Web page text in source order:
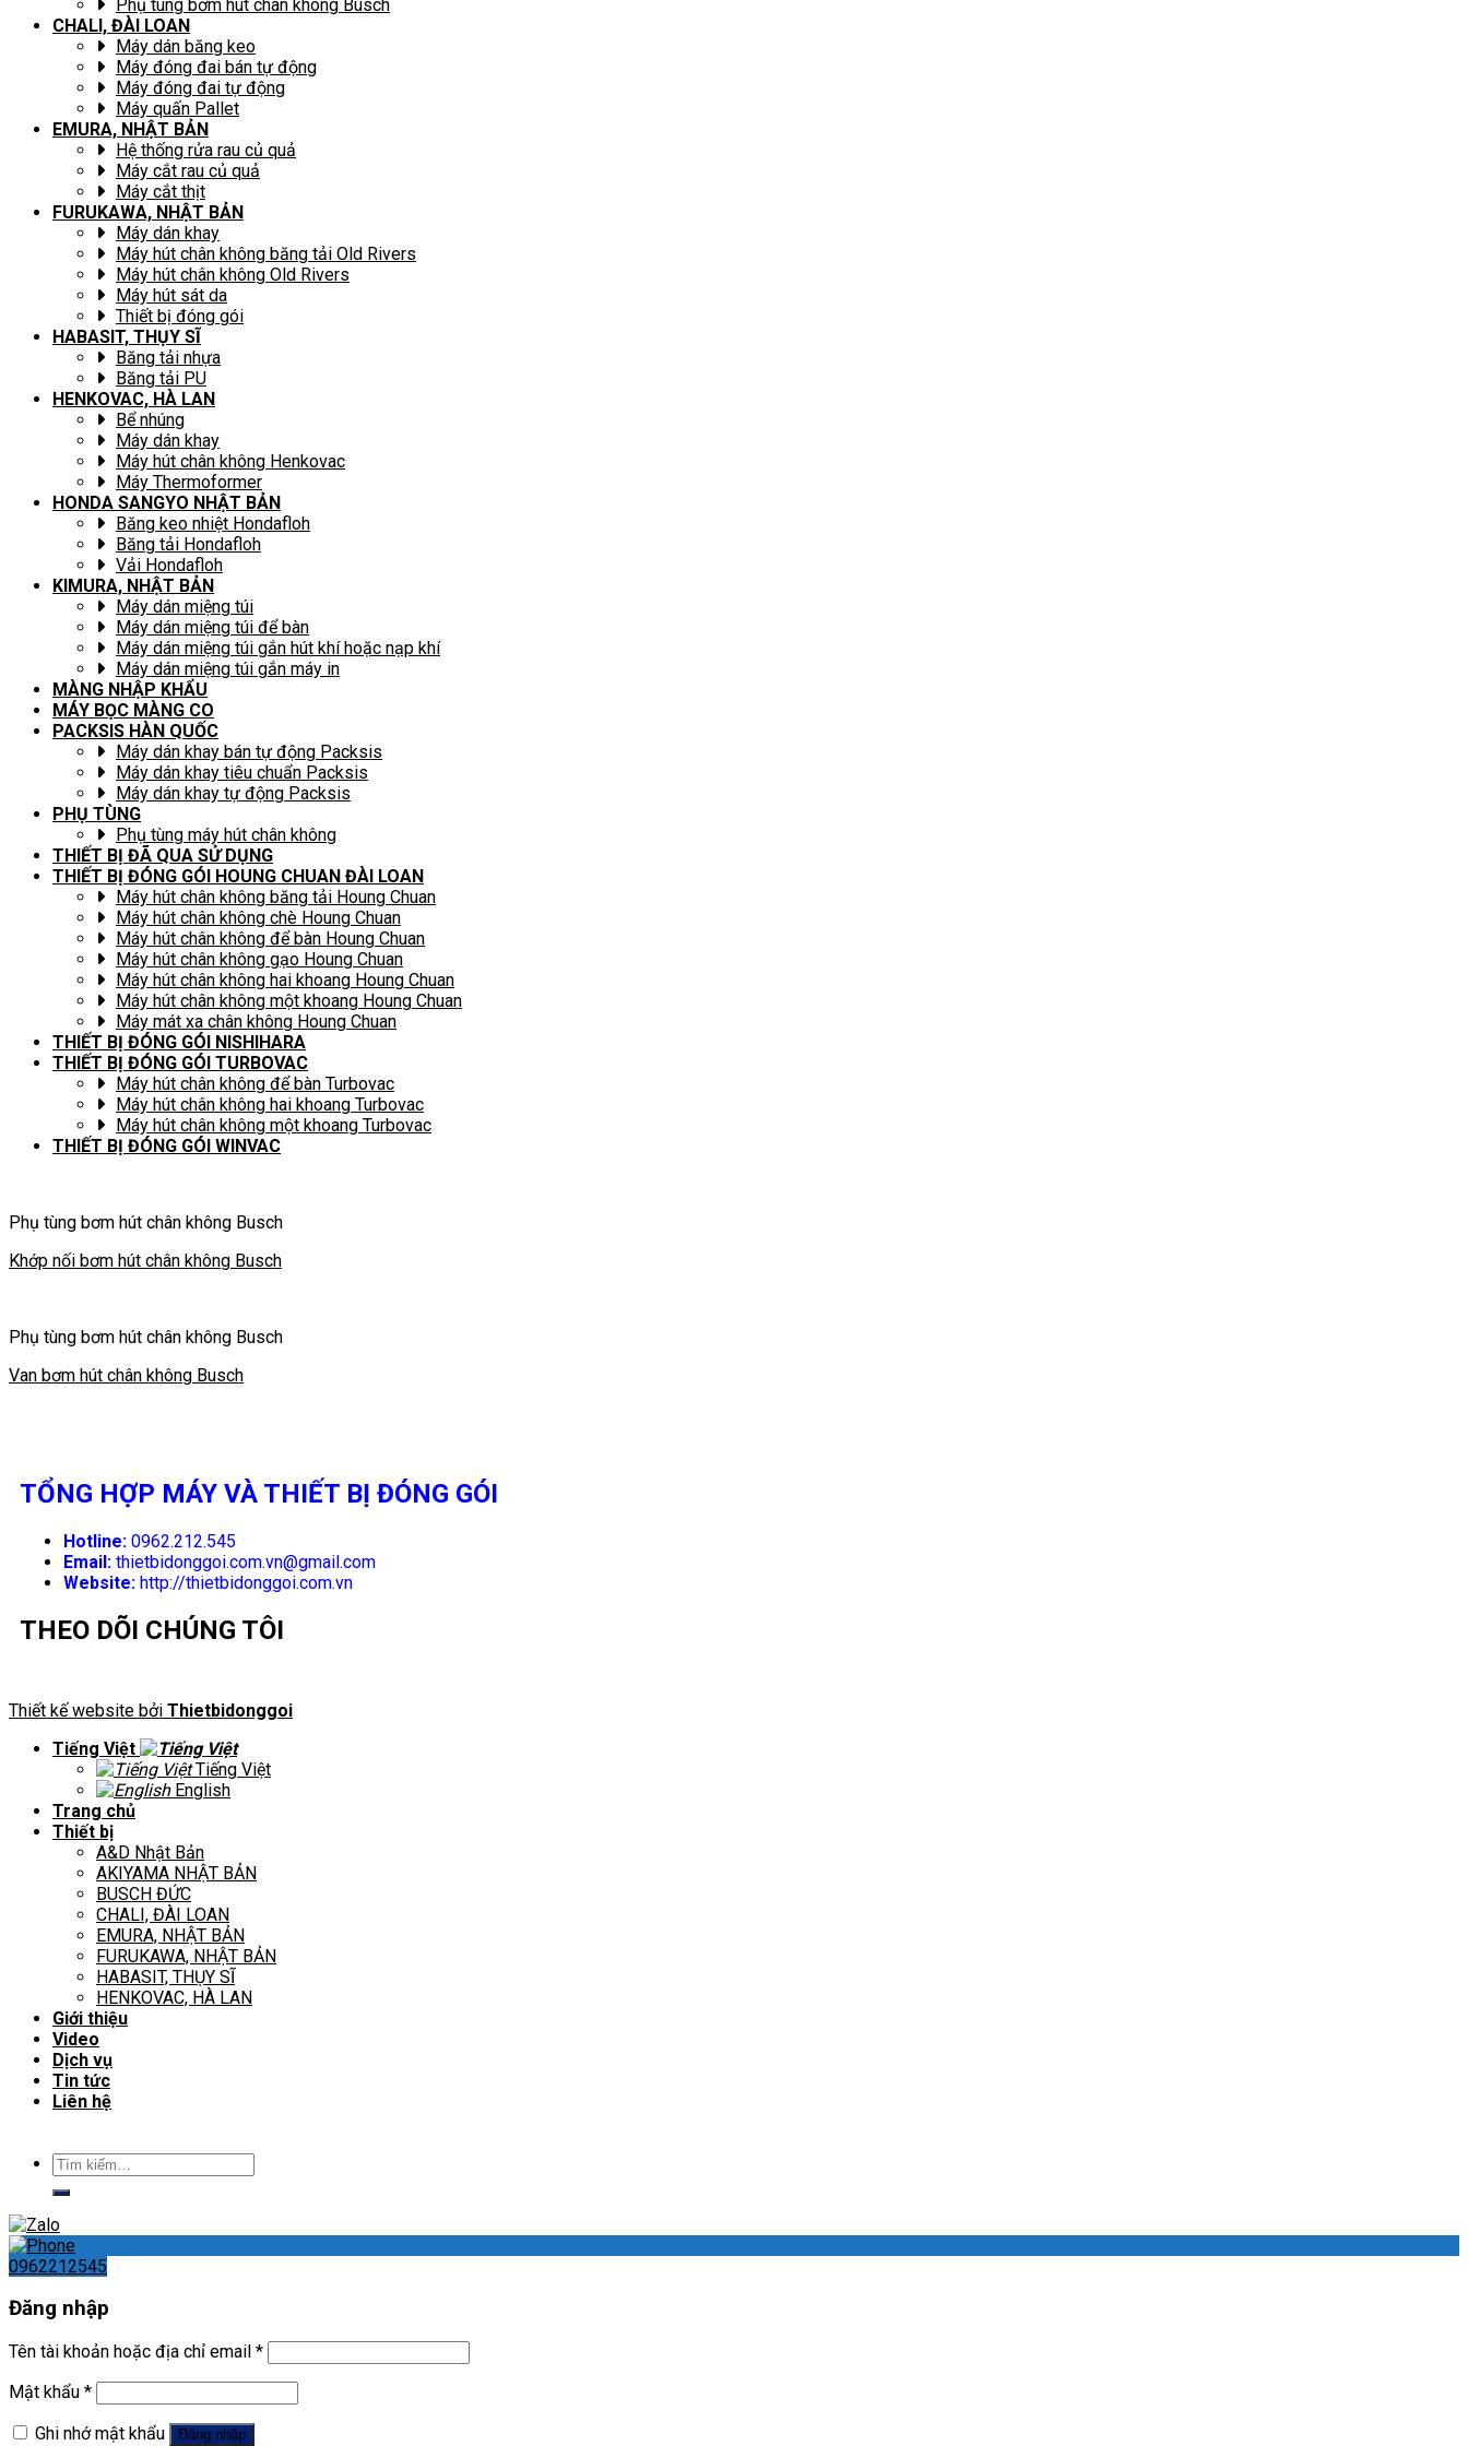
Phụ tùng bơm hút chân không Busch
CHALI, ĐÀI LOAN
Máy dán băng keo
Máy đóng đai bán tự động
Máy đóng đai tự động
Máy quấn Pallet
EMURA, NHẬT BẢN
Hệ thống rửa rau củ quả
Máy cắt rau củ quả
Máy cắt thịt
FURUKAWA, NHẬT BẢN
Máy dán khay
Máy hút chân không băng tải Old Rivers
Máy hút chân không Old Rivers
Máy hút sát da
Thiết bị đóng gói
HABASIT, THỤY SĨ
Băng tải nhựa
Băng tải PU
HENKOVAC, HÀ LAN
Bể nhúng
Máy dán khay
Máy hút chân không Henkovac
Máy Thermoformer
HONDA SANGYO NHẬT BẢN
Băng keo nhiệt Hondafloh
Băng tải Hondafloh
Vải Hondafloh
KIMURA, NHẬT BẢN
Máy dán miệng túi
Máy dán miệng túi để bàn
Máy dán miệng túi gắn hút khí hoặc nạp khí
Máy dán miệng túi gắn máy in
MÀNG NHẬP KHẨU
MÁY BỌC MÀNG CO
PACKSIS HÀN QUỐC
Máy dán khay bán tự động Packsis
Máy dán khay tiêu chuẩn Packsis
Máy dán khay tự động Packsis
PHỤ TÙNG
Phụ tùng máy hút chân không
THIẾT BỊ ĐÃ QUA SỬ DỤNG
THIẾT BỊ ĐÓNG GÓI HOUNG CHUAN ĐÀI LOAN
Máy hút chân không băng tải Houng Chuan
Máy hút chân không chè Houng Chuan
Máy hút chân không để bàn Houng Chuan
Máy hút chân không gạo Houng Chuan
Máy hút chân không hai khoang Houng Chuan
Máy hút chân không một khoang Houng Chuan
Máy mát xa chân không Houng Chuan
THIẾT BỊ ĐÓNG GÓI NISHIHARA
THIẾT BỊ ĐÓNG GÓI TURBOVAC
Máy hút chân không để bàn Turbovac
Máy hút chân không hai khoang Turbovac
Máy hút chân không một khoang Turbovac
THIẾT BỊ ĐÓNG GÓI WINVAC
Phụ tùng bơm hút chân không Busch
Khớp nối bơm hút chân không Busch
Phụ tùng bơm hút chân không Busch
Van bơm hút chân không Busch
TỔNG HỢP MÁY VÀ THIẾT BỊ ĐÓNG GÓI
Hotline: 0962.212.545
Email: thietbidonggoi.com.vn@gmail.com
Website: http://thietbidonggoi.com.vn
THEO DÕI CHÚNG TÔI
Thiết kế website bởi Thietbidonggoi
Tiếng Việt
Tiếng Việt
English
Trang chủ
Thiết bị
A&D Nhật Bản
AKIYAMA NHẬT BẢN
BUSCH ĐỨC
CHALI, ĐÀI LOAN
EMURA, NHẬT BẢN
FURUKAWA, NHẬT BẢN
HABASIT, THỤY SĨ
HENKOVAC, HÀ LAN
Giới thiệu
Video
Dịch vụ
Tin tức
Liên hệ
Tìm
kiếm:
0962212545
Đăng nhập
Tên tài khoản hoặc địa chỉ email *
Mật khẩu *
Ghi nhớ mật khẩu
Đăng nhập